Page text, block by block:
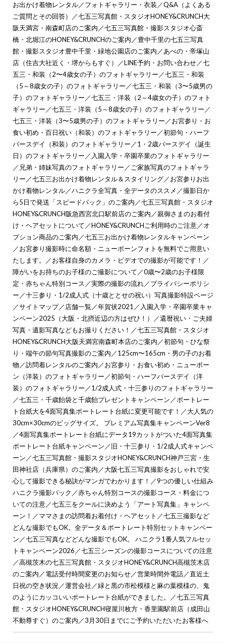
お出かけ着物レンタル／フォトギャラリー・衣装／Q&A（よくある
ご質問とその回答）
／七五三写真館・スタジオHONEY&CRUNCH大
阪天満宮・南森町店のご案内／七五三写真館・撮影スタジオ心斎
橋・北堀江のHONEY&CRUNCHのご案内／豊中千里の七五三写真
館・撮影スタジオ豊中千里・緑地公園店のご案内／あべの・帝塚山
店（住吉大社近く・堺からもすぐ）
／LINE予約・お問い合わせ／七
五三・和装（2〜4歳女の子）のフォトギャラリー／七五三・和装
（5～8歳女の子）のフォトギャラリー／七五三・和装（3〜5歳男の
子）のフォトギャラリー／七五三・洋装（2～4歳女の子）のフォト
ギャラリー／七五三・洋装（5～8歳女の子）のフォトギャラリー／
七五三・洋装（3〜5歳男の子）のフォトギャラリー／お宮参り・お
食い初め・百日祝い（和装）のフォトギャラリー／初節句・ハーフ
バースデイ（和装）のフォトギャラリー／1・2歳バースデイ（誕生
日）のフォトギャラリー／ 入園入学・卒園卒業のフォトギャラリー
／ 兄弟・姉妹写真のフォトギャラリー／ご家族写真のフォトギャラ
リー／七五三お出かけ着物レンタル＆スタイリング／お宮参りお出
かけ着物レンタル／ハニクラ全写真・全データのススメ ／撮影日か
ら5日で発送「スピードパック」のご案内／七五三写真館・スタジオ
HONEY&CRUNCH阪急西宮北口駅前店のご案内／親御さまのお着付
け・ヘアセットについて／HONEY&CRUNCHご利用時のご注意／オ
プション商品のご案内／七五三お出かけ着物レンタルキャンペーン
／お宮参り撮影時に命名額・ニューボーンフォトを無料でご用意い
たします。
／お客様自身のカメラ・ビデオでの撮影が可能です！ ／
障がいをお持ちのお子様のご撮影について／0歳〜2歳のお子様限
定・赤ちゃん特別コース／実際の撮影の流れ／プライバシーポリシ
ー／十三参り・1/2成人式（十歳ととせの祝い）写真撮影特設ページ
／サイトマップ／店舗一覧／年賀状2021／ 入園入学・卒園卒業キャ
ンペーン2025（大阪・北摂近辺の方はぜひ！）
／還暦祝い・ご夫婦
写真・遺影写真などもお撮りください！ ／七五三写真館・スタジオ
HONEY&CRUNCH大阪天満宮南森町本店のご案内／初節句・ひな祭
り・端午の節句写真撮影のご案内／125cm〜165cm・男の子のお着
物／訪問着レンタルのご案内／お宮参り・お食い初め・ニューボー
ン（洋装）のフォトギャラリー／初節句・ハーフバースデイ（洋
装）のフォトギャラリー／1/2成人式・十三参りのフォトギャラリー
／七五三・千歳飴袋と千歳飴プレゼントキャンペーン／ポートレー
ト台紙大を4面写真集ポートレート台紙に変更可能です！ ／大人気の
30cm×30cmのビッグサイズ。 プレミアム写真集キャンペーンVer8
／4面写真集ポートレート台紙にデータ19カットがついた4面写真集
ポートレート台紙キャンペーン／旧・十三参り・1/2成人式キャンペ
ーン／七五三写真館・撮影スタジオHONEY&CRUNCH神戸三宮・生
田神社店（兵庫県）のご案内／大阪七五三写真撮影をおしゃれで安
心して撮影できる秘訣がマンガでわかります！ ／9つの優しい仕組み
ハニクラ撮影パック ／赤ちゃん特別コースの撮影コース・料金につ
いての注意／七五三をクールに決めよう「アート写真集」キャンペ
ーン！ ／ママさまの訪問着お着付け・ヘアセット ／七五三撮影など
どんな撮影でもOK。全データ＆ポートレート特別セットキャンペー
ン／七五三写真などどんな撮影でもOK。 ハニクラ1番人気フルセッ
トキャンペーン2026／七五三シーズンの撮影コースについての注意
／高槻茨木の七五三写真館・スタジオHONEY&CRUNCH高槻茨木店
のご案内／電話受付時間変更のお知らせ／営業時間外電話／直近土
日祝の空き状況／運営会社／緑と黒の市松模様と麻の葉模様の、鬼
のようにカッコいいポートレート台紙ができました。
／七五三写真
館・スタジオHONEY&CRUNCH寝屋川枚方・香里園駅前店（成田山
不動尊すぐ）のご案内／3月30日までにご予約いただいたお客様へ